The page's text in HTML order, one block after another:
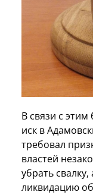
В связи с
иск в
требовал
властей
убрать
ликвидацию